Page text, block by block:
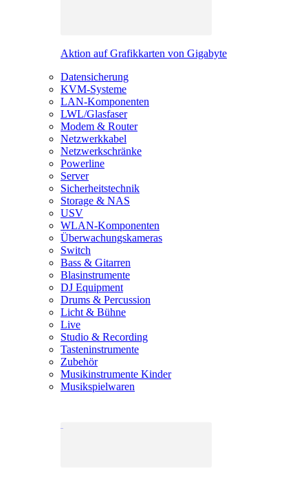
Aktion auf Grafikkarten von Gigabyte
Datensicherung
KVM-Systeme
LAN-Komponenten
LWL/Glasfaser
Modem & Router
Netzwerkkabel
Netzwerkschränke
Powerline
Server
Sicherheitstechnik
Storage & NAS
USV
WLAN-Komponenten
Überwachungskameras
Switch
Bass & Gitarren
Blasinstrumente
DJ Equipment
Drums & Percussion
Licht & Bühne
Live
Studio & Recording
Tasteninstrumente
Zubehör
Musikinstrumente Kinder
Musikspielwaren